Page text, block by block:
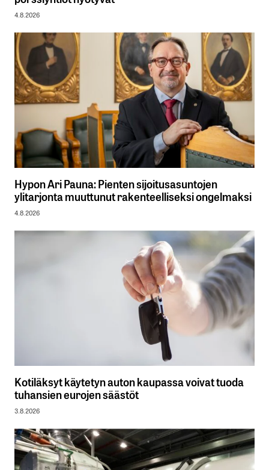
4.8.2026
Hypon Ari Pauna: Pienten sijoitusasuntojen
ylitarjonta muuttunut rakenteelliseksi ongelmaksi
4.8.2026
Kotiläksyt käytetyn auton kaupassa voivat tuoda
tuhansien eurojen säästöt
3.8.2026